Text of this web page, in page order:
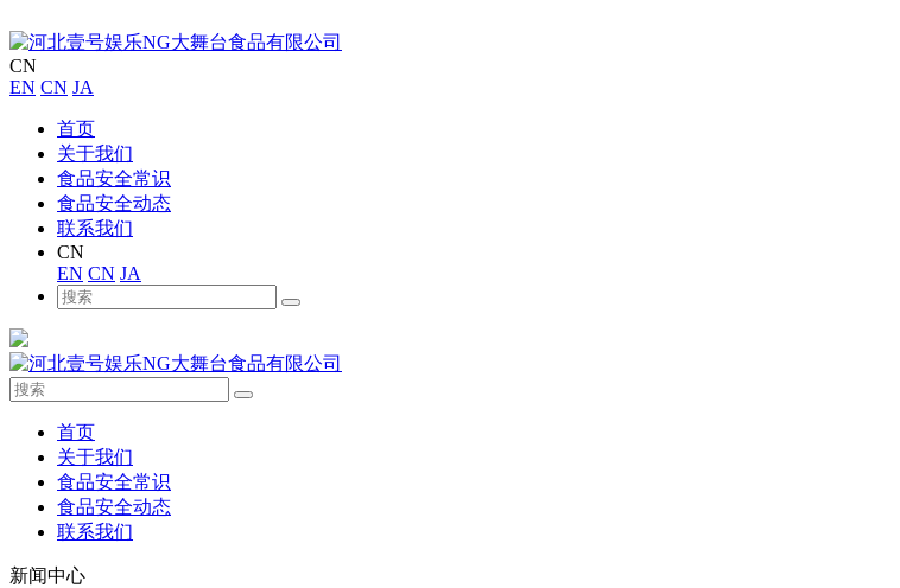
CN
EN CN JA
首页
关于我们
食品安全常识
食品安全动态
联系我们
CN
EN CN JA
首页
关于我们
食品安全常识
食品安全动态
联系我们
新闻中心